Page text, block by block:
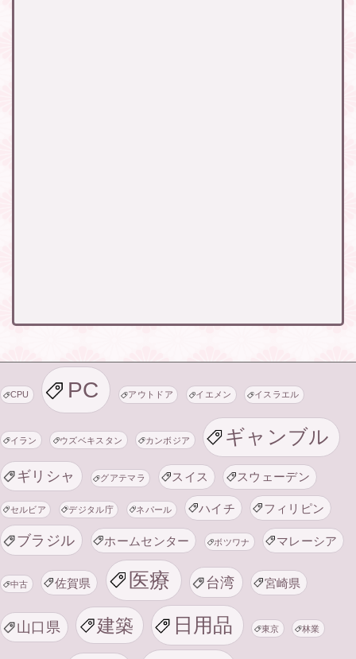
CPU PC アウトドア イエメン イスラエル
イラン ウズベキスタン カンボジア ギャンブル
ギリシャ グアテマラ スイス スウェーデン
セルビア デジタル庁 ネパール ハイチ フィリピン
ブラジル ホームセンター ボツワナ マレーシア
中古 佐賀県 医療 台湾 宮崎県
山口県 建築 日用品 東京 林業